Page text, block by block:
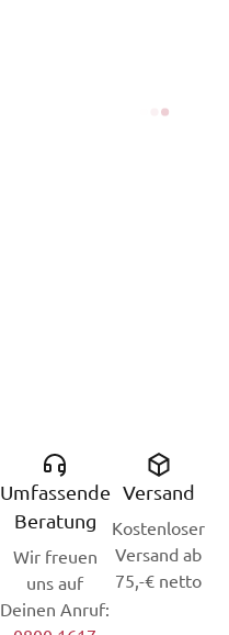
Umfassende
Beratung
Wir freuen
uns auf
Deinen Anruf:
Versand
Kostenloser
Versand ab
75,-€ netto